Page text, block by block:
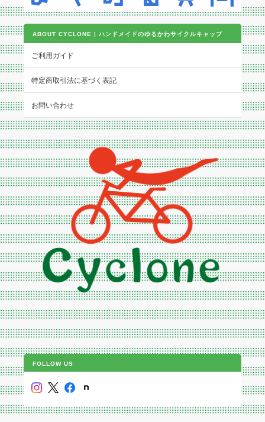
ABOUT CYCLONE | ハンドメイドのゆるかわサイクルキャップ
ご利用ガイド
特定商取引法に基づく表記
お問い合わせ
FOLLOW US